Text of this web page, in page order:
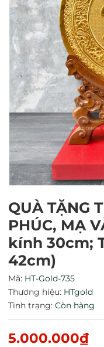
QUÀ TẶNG
PHÚC, MẠ
kính 30cm;
42cm)
Mã: HT-Gold-735
Thương hiệu: HTgold
Tình trạng: Còn hàng
5.000.000₫
Mã giảm giá:
Ngày hết hạn:
Điều kiện: